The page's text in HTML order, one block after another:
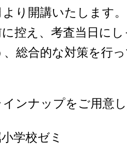
り開講いたします。
控え、考査当日に
総合的な対策を行
インナップをご用意
学校ゼミ